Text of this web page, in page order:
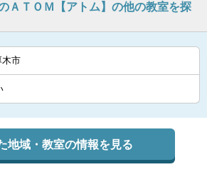
ＴＯＭ【アトム】の他の教室を探
地域・教室の情報を見る